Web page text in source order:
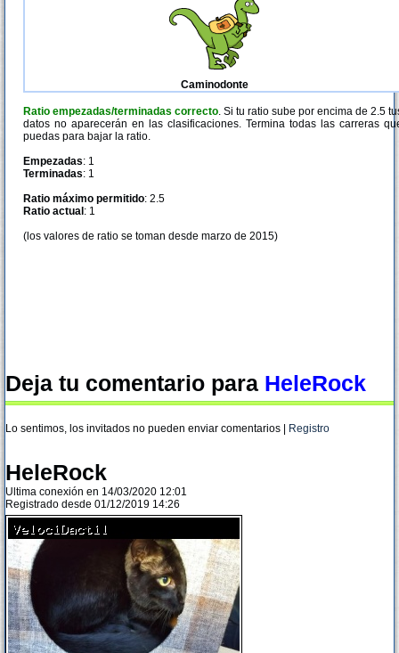
Caminodonte
Ratio empezadas/terminadas correcto. Si tu ratio sube por encima de 2.5
datos no aparecerán en las clasificaciones. Termina todas las carreras
puedas para bajar la ratio.
Empezadas: 1
Terminadas: 1
Ratio máximo permitido: 2.5
Ratio actual : 1
(los valores de ratio se toman desde marzo de 2015)
Deja tu comentario para HeleRock
Lo sentimos, los invitados no pueden enviar comentarios | Registro
HeleRock
Ultima conexión en 14/03/2020 12:01
Registrado desde 01/12/2019 14:26